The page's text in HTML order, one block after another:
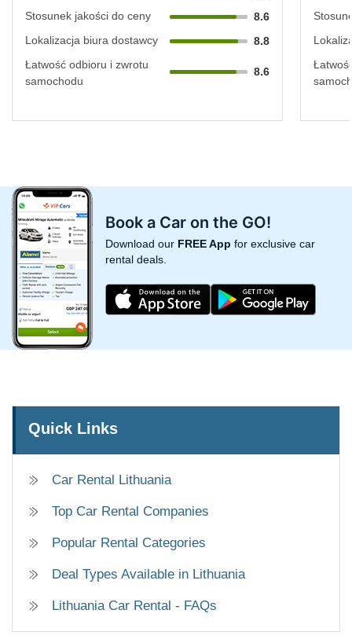
Stosunek jakości do ceny
8.6
Lokalizacja biura dostawcy
8.8
Łatwość odbioru i zwrotu
samochodu
8.6
Book a Car on the GO!
Download our FREE App for exclusive car
rental deals.
Quick Links
Car Rental Lithuania
Top Car Rental Companies
Popular Rental Categories
Deal Types Available in Lithuania
Lithuania Car Rental - FAQs